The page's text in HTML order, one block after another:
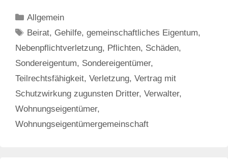
gegen
Categories
Allgemein
Tags
Beirat, Gehilfe,gemeinschaftliches Eigentum,
Nebenpflichtverletzung, Pflichten, Schäden,
Sondereigentum, Sondereigentümer,
Teilrechtsfähigkeit, Verletzung, Vertrag mit
Schutzwirkung zugunsten Dritter, Verwalter,
Wohnungseigentümer,
Wohnungseigentümergemeinschaft